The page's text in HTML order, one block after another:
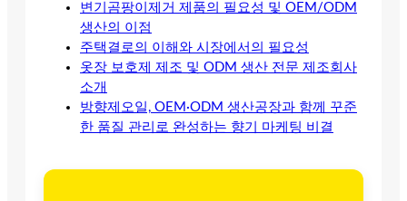
변기곰팡이제거 제품의 필요성 및 OEM/ODM
생산의 이점
주택결로의 이해와 시장에서의 필요성
옷장 보호제 제조 및 ODM 생산 전문 제조회사
소개
방향제오일, OEM·ODM 생산공장과 함께 꾸준
한 품질 관리로 완성하는 향기 마케팅 비결